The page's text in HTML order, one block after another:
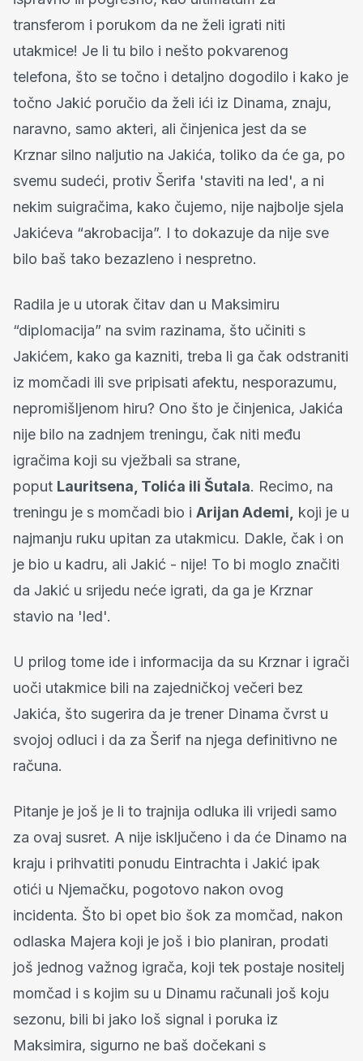
transferom i porukom da ne želi igrati niti
utakmice! Je li tu bilo i nešto pokvarenog
telefona, što se točno i detaljno dogodilo i kako je
točno Jakić poručio da želi ići iz Dinama, znaju,
naravno, samo akteri, ali činjenica jest da se
Krznar silno naljutio na Jakića, toliko da će ga, po
svemu sudeći, protiv Šerifa 'staviti na led', a ni
nekim suigračima, kako čujemo, nije najbolje sjela
Jakićeva “akrobacija”. I to dokazuje da nije sve
bilo baš tako bezazleno i nespretno.
Radila je u utorak čitav dan u Maksimiru
“diplomacija” na svim razinama, što učiniti s
Jakićem, kako ga kazniti, treba li ga čak odstraniti
iz momčadi ili sve pripisati afektu, nesporazumu,
nepromišljenom hiru? Ono što je činjenica, Jakića
nije bilo na zadnjem treningu, čak niti među
igračima koji su vježbali sa strane,
poput Lauritsena, Tolića ili Šutala. Recimo, na
treningu je s momčadi bio i Arijan Ademi,
koji je u
najmanju ruku upitan za utakmicu. Dakle, čak i on
je bio u kadru, ali Jakić - nije! To bi moglo značiti
da Jakić u srijedu neće igrati, da ga je Krznar
stavio na 'led'.
U prilog tome ide i informacija da su Krznar i igrači
uoči utakmice bili na zajedničkoj večeri bez
Jakića, što sugerira da je trener Dinama čvrst u
svojoj odluci i da za Šerif na njega definitivno ne
računa.
Pitanje je još je li to trajnija odluka ili vrijedi samo
za ovaj susret. A nije isključeno i da će Dinamo na
kraju i prihvatiti ponudu Eintrachta i Jakić ipak
otići u Njemačku, pogotovo nakon ovog
incidenta. Što bi opet bio šok za momčad, nakon
odlaska Majera koji je još i bio planiran, prodati
još jednog važnog igrača, koji tek postaje nositelj
momčad i s kojim su u Dinamu računali još koju
sezonu, bili bi jako loš signal i poruka iz
Maksimira, sigurno ne baš dočekani s